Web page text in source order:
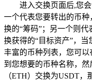
进入交换页面后,您
一个代表您要转出的币
换的“筹码”；另一个则
换获得的“目标资产”，
丰富的币种列表，您可
到您想要的币种名称，
（ETH）交换为USDT